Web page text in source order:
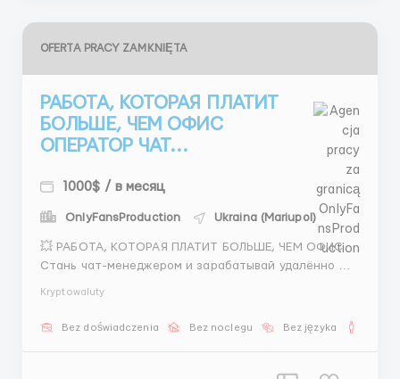
OFERTA PRACY ZAMKNIĘTA
РАБОТА, КОТОРАЯ ПЛАТИТ
БОЛЬШЕ, ЧЕМ ОФИС
ОПЕРАТОР ЧАТ...
1000$ / в месяц
OnlyFansProduction Ukraina (Mariupol)
💥 РАБОТА, КОТОРАЯ ПЛАТИТ БОЛЬШЕ, ЧЕМ ОФИС
Стань чат-менеджером и зарабатывай удалённо 💰
общаться с клиентами — помогать и
Kryptowaluty
Bez doświadczenia Bez noclegu Bez języka